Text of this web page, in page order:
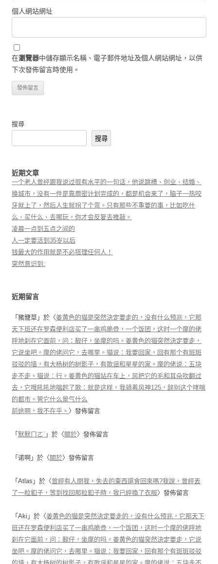
個人網站網址
在瀏覽器中儲存顯示名稱、電子郵件地址及個人網站網址，以供
下次發佈留言時使用。
搜尋
搜尋
近期文章
一个老人曾经跟我说过很有水平的一句话，他说跳槽、创业、结婚、
换城市，没有一件是靠周密计划完成的，都是机会来了，脑子一热咬
牙就上了，然后人生就拐了个弯。只有那些不重要的事，比如吃什
么、买什么、去哪玩，你才会反复去推敲。
凌晨一点到五点之间的
人一定要活到35岁以后
钱最大的作用就是不必搭理任何人！
突然意识到:
近期留言
「 豬籠草 」於〈姜黄色的猫是突然決定要走的，没有什么预兆，它那
天下班还在罗森便利店买了一串鸡脆骨，一个饭团，这时一个摩的佬
呼地刹在它面前，问：靓仔，坐摩的吗。姜黄色的猫突然決定要走，
它说坐吧。摩的佬问它，去哪里。猫说：我要回家，回有那个有斑斑
驳驳的墙，有大杨树的树影子，有歌谣和星星的家。摩的佬说：五块
走不走。猫说：行。姜黄色的猫站在车上，风把它的毛和耳朵吹翻过
去，它哦吼吼地唱起了歌：就是这样，我骑着风神125，辞别这个哮喘
的都市。管它什么景气什么
前途啊，我不在乎。 〉發佈留言
「 默默ㄇㄛˋ 」於〈 關於〉發佈留言
「 诺啊 」於〈 關於〉發佈留言
「 Atlas 」於〈曾經有人問我，失去的東西還會回來嗎?我說，曾經丟
了一粒釦子，等到找回那粒釦子時，我已經換了衣服〉發佈留言
「 Aki 」於〈姜黄色的猫是突然決定要走的，没有什么预兆，它那天下
班还在罗森便利店买了一串鸡脆骨，一个饭团，这时一个摩的佬呼地
刹在它面前，问：靓仔，坐摩的吗。姜黄色的猫突然決定要走，它说
坐吧。摩的佬问它，去哪里。猫说：我要回家，回有那个有斑斑驳驳